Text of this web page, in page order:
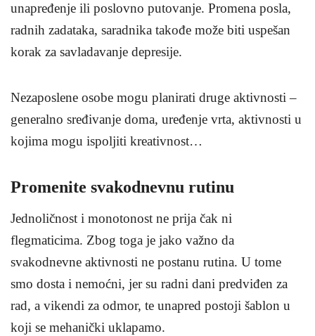
unapređenje ili poslovno putovanje. Promena posla,
radnih zadataka, saradnika takođe može biti uspešan
korak za savladavanje depresije.
Nezaposlene osobe mogu planirati druge aktivnosti –
generalno sređivanje doma, uređenje vrta, aktivnosti u
kojima mogu ispoljiti kreativnost…
Promenite svakodnevnu rutinu
Jednoličnost i monotonost ne prija čak ni
flegmaticima. Zbog toga je jako važno da
svakodnevne aktivnosti ne postanu rutina. U tome
smo dosta i nemoćni, jer su radni dani predviđen za
rad, a vikendi za odmor, te unapred postoji šablon u
koji se mehanički uklapamo.